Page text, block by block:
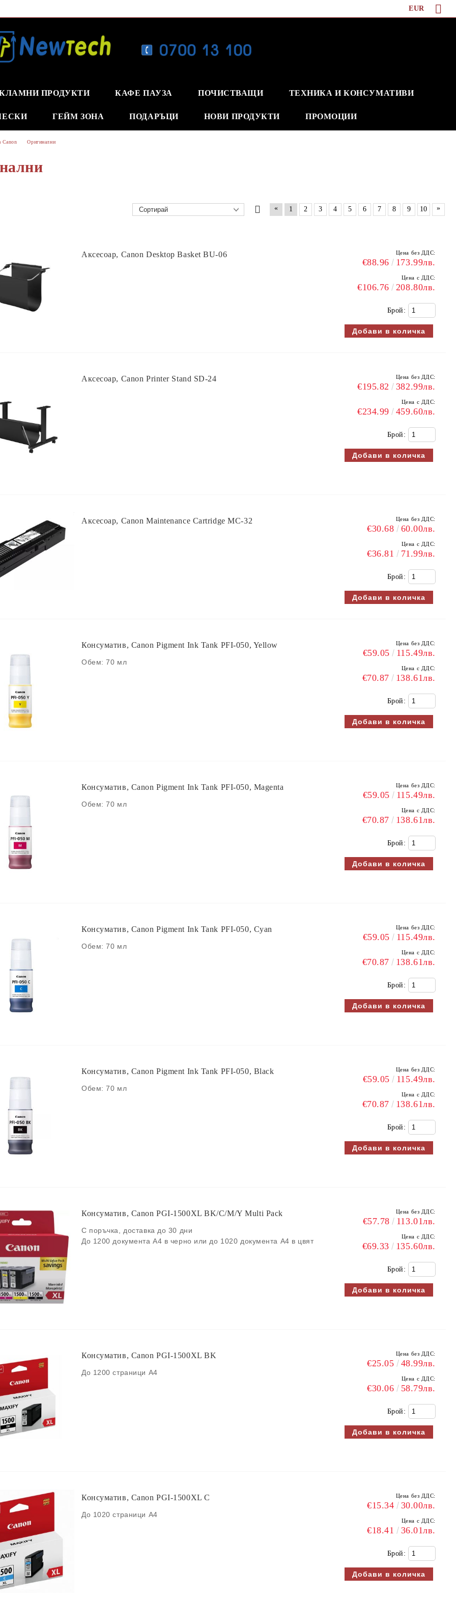
EUR
ПРОДУКТИ КАФЕ ПАУЗА ПОЧИСТВАЩИ ТЕХНИКА И КОНСУМАТИВИ
ГЕЙМ ЗОНА ПОДАРЪЦИ НОВИ ПРОДУКТИ ПРОМОЦИИ
Canon Оригинални
« 1 2 3 4 5 6 7 8 9 10 »
Аксесоар, Canon Desktop Basket BU-06 Цена без ДДС:
€88.96 173.99лв.
Цена с ДДС:
€106.76 208.80лв.
Брой:
Аксесоар, Canon Printer Stand SD-24 Цена без ДДС:
€195.82 382.99лв.
Цена с ДДС:
€234.99 459.60лв.
Брой:
Аксесоар, Canon Maintenance Cartridge MC-32 Цена без ДДС:
€30.68 60.00лв.
Цена с ДДС:
€36.81 71.99лв.
Брой:
Консуматив, Canon Pigment Ink Tank PFI-050, Yellow
Обем: 70 мл
Цена без ДДС:
€59.05 115.49лв.
Цена с ДДС:
€70.87 138.61лв.
Брой:
Консуматив, Canon Pigment Ink Tank PFI-050, Magenta
Обем: 70 мл
Цена без ДДС:
€59.05 115.49лв.
Цена с ДДС:
€70.87 138.61лв.
Брой:
Консуматив, Canon Pigment Ink Tank PFI-050, Cyan
Обем: 70 мл
Цена без ДДС:
€59.05 115.49лв.
Цена с ДДС:
€70.87 138.61лв.
Брой:
Консуматив, Canon Pigment Ink Tank PFI-050, Black
Обем: 70 мл
Цена без ДДС:
€59.05 115.49лв.
Цена с ДДС:
€70.87 138.61лв.
Брой:
Консуматив, Canon PGI-1500XL BK/C/M/Y Multi Pack
С поръчка, доставка до 30 дни
До 1200 документа A4 в черно или до 1020 документа A4 в цвят
Цена без ДДС:
€57.78 113.01лв.
Цена с ДДС:
€69.33 135.60лв.
Брой:
Консуматив, Canon PGI-1500XL BK
До 1200 страници A4
Цена без ДДС:
€25.05 48.99лв.
Цена с ДДС:
€30.06 58.79лв.
Брой:
Консуматив, Canon PGI-1500XL C
До 1020 страници A4
Цена без ДДС:
€15.34 30.00лв.
Цена с ДДС:
€18.41 36.01лв.
Брой: